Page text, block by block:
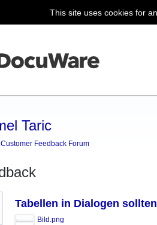
This site uses cookies for
Taric
Feedback Forum
Tabellen in Dialogen
Bild.png